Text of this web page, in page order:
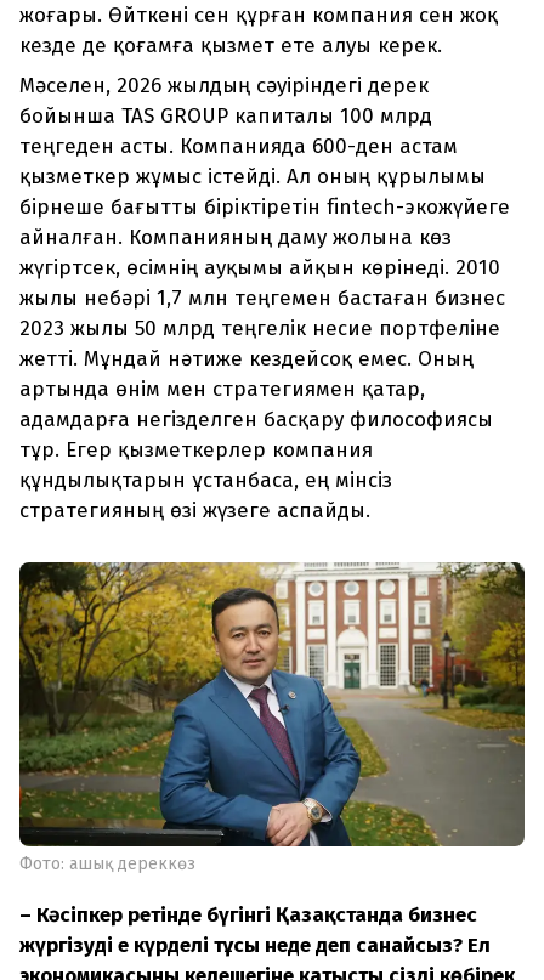
жоғары. Өйткені сен құрған компания сен жоқ
кезде де қоғамға қызмет ете алуы керек.
Мәселен, 2026 жылдың сәуіріндегі дерек
бойынша TAS GROUP капиталы 100 млрд
теңгеден асты. Компанияда 600-ден астам
қызметкер жұмыс істейді. Ал оның құрылымы
бірнеше бағытты біріктіретін fintech-экожүйеге
айналған. Компанияның даму жолына көз
жүгіртсек, өсімнің ауқымы айқын көрінеді. 2010
жылы небәрі 1,7 млн теңгемен бастаған бизнес
2023 жылы 50 млрд теңгелік несие портфеліне
жетті. Мұндай нәтиже кездейсоқ емес. Оның
артында өнім мен стратегиямен қатар,
адамдарға негізделген басқару философиясы
тұр. Егер қызметкерлер компания
құндылықтарын ұстанбаса, ең мінсіз
стратегияның өзі жүзеге аспайды.
Фото: ашық дереккөз
– Кәсіпкер ретінде бүгінгі Қазақстанда бизнес
жүргізудің ең күрделі тұсы неде деп санайсыз? Ел